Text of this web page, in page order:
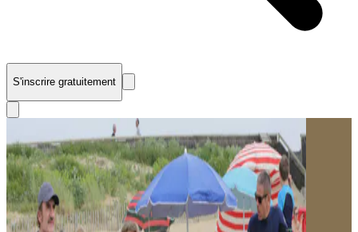
S'inscrire gratuitement